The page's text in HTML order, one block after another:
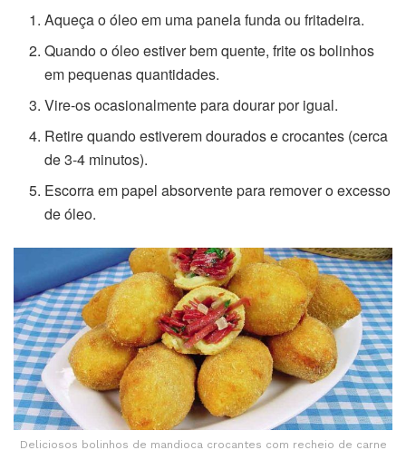
Aqueça o óleo em uma panela funda ou fritadeira.
Quando o óleo estiver bem quente, frite os bolinhos
em pequenas quantidades.
Vire-os ocasionalmente para dourar por igual.
Retire quando estiverem dourados e crocantes (cerca
de 3-4 minutos).
Escorra em papel absorvente para remover o excesso
de óleo.
Deliciosos bolinhos de mandioca crocantes com recheio de carne